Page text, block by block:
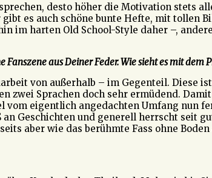
desto höher die Motivation stets
es auch schöne bunte Hefte, mit tollen
im harten Old School-Style daher –,
aus Deiner Feder. Wie sieht es mit dem
von außerhalb – im Gegenteil. Diese
zwei Sprachen doch sehr ermüdend.
vom eigentlich angedachten Umfang nun
Geschichten und generell herrscht seit
aber wie das berühmte Fass ohne